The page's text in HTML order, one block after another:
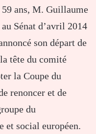
ans, M. Guillaume
Sénat d’avril 2014
son départ de
tête du comité
la Coupe du
renoncer et de
du
et social européen.